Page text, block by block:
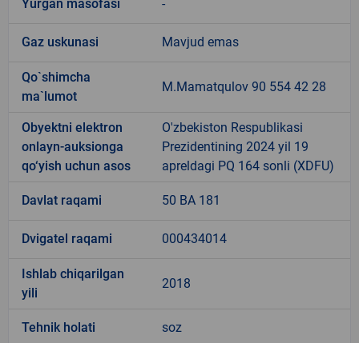
Yurgan masofasi -
Gaz uskunasi Mavjud emas
Qo`shimcha
ma`lumot
M.Mamatqulov 90 554 42 28
Obyektni elektron
onlayn-auksionga
qo‘yish uchun asos
O'zbekiston Respublikasi
Prezidentining 2024 yil 19
apreldagi PQ 164 sonli (XDFU)
Davlat raqami 50 BA 181
Dvigatel raqami 000434014
Ishlab chiqarilgan
yili
2018
Tehnik holati soz